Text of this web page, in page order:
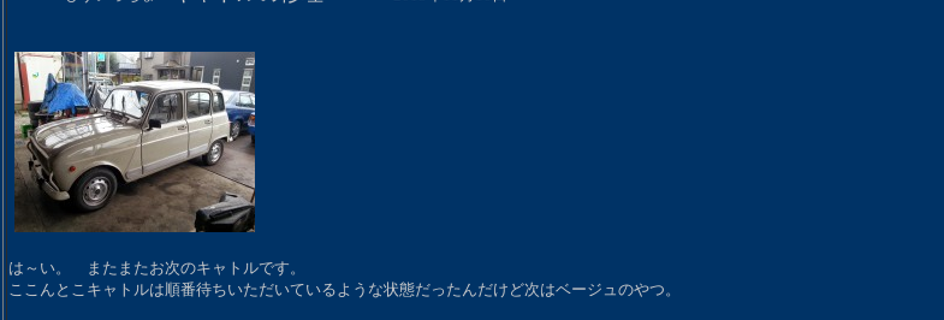
は～い。 またまたお次のキャトルです。
ここんとこキャトルは順番待ちいただいているような状態だったんだけど次はベージュのやつ。